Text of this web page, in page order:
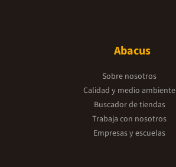
Abacus
Sobre nosotros
Calidad y medio ambiente
Buscador de tiendas
Trabaja con nosotros
Empresas y escuelas